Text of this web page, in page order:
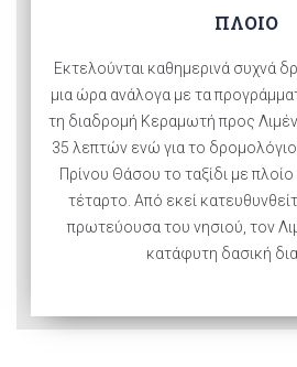
ΠΛΟΙΟ
Εκτελούνται καθημερινά συχνά
μια ώρα ανάλογα με τα
τη διαδρομή Κεραμωτή προς
35 λεπτών ενώ για το
Πρίνου Θάσου το ταξίδι με πλοίο
τέταρτο. Από εκεί
πρωτεύουσα του νησιού, τον
κατάφυτη δασική